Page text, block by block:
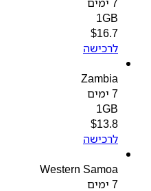
1GB
$16.7
לרכישה
Zambia
1GB
$13.8
לרכישה
Western Samoa